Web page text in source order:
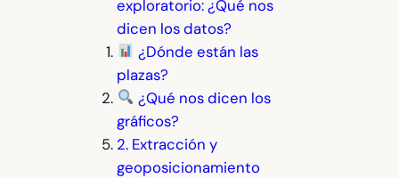
exploratorio: ¿Qué nos
dicen los datos?
¿Dónde están las
plazas?
¿Qué nos dicen los
gráficos?
2. Extracción y
geoposicionamiento